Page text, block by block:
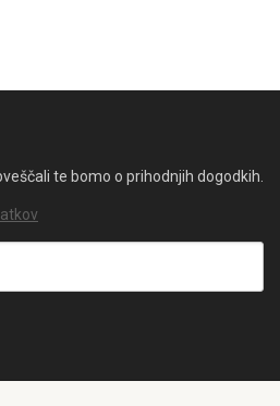
te bomo o prihodnjih dogodkih.